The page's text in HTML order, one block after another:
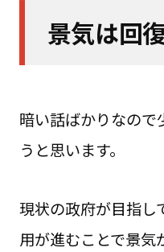
景気は回
暗い話ばかりなので
うと思います。
現状の政府が目指し
用が進むことで景気